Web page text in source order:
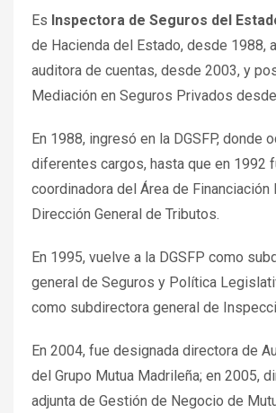
Es Inspectora de Seguros del
de Hacienda del Estado, desde 1988,
auditora de cuentas, desde 2003, y
Mediación en Seguros Privados
En 1988, ingresó en la DGSFP, donde
diferentes cargos, hasta que en 1992
coordinadora del Área de Financiación
Dirección General de Tributos.
En 1995, vuelve a la DGSFP como
general de Seguros y Política
como subdirectora general de
En 2004, fue designada directora de
del Grupo Mutua Madrileña; en 2005,
adjunta de Gestión de Negocio de